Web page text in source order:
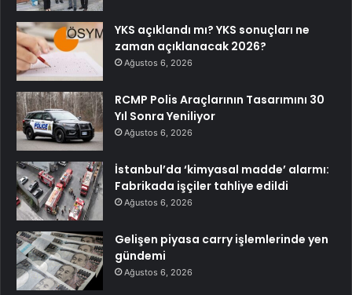
YKS açıklandı mı? YKS sonuçları ne
zaman açıklanacak 2026?
Ağustos 6, 2026
RCMP Polis Araçlarının Tasarımını 30
Yıl Sonra Yeniliyor
Ağustos 6, 2026
İstanbul’da ‘kimyasal madde’ alarmı:
Fabrikada işçiler tahliye edildi
Ağustos 6, 2026
Gelişen piyasa carry işlemlerinde yen
gündemi
Ağustos 6, 2026